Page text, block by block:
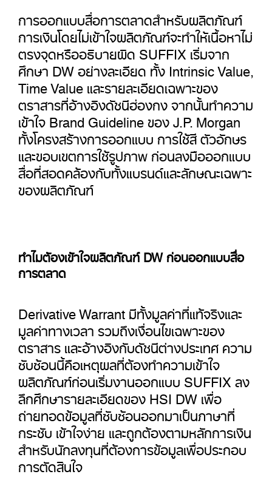
การออกแบบสื่อการตลาดสำหรับผลิตภัณฑ์
การเงินโดยไม่เข้าใจผลิตภัณฑ์จะทำให้เนื้อหาไม่
ตรงจุดหรืออธิบายผิด SUFFIX เริ่มจาก
ศึกษา DW อย่างละเอียด ทั้ง Intrinsic Value,
Time Value และรายละเอียดเฉพาะของ
ตราสารที่อ้างอิงดัชนีฮ่องกง จากนั้นทำความ
เข้าใจ Brand Guideline ของ J.P. Morgan
ทั้งโครงสร้างการออกแบบ การใช้สี ตัวอักษร
และขอบเขตการใช้รูปภาพ ก่อนลงมือออกแบบ
สื่อที่สอดคล้องกับทั้งแบรนด์และลักษณะเฉพาะ
ของผลิตภัณฑ์
ทำไมต้องเข้าใจผลิตภัณฑ์ DW ก่อนออกแบบสื่อ
การตลาด
Derivative Warrant มีทั้งมูลค่าที่แท้จริงและ
มูลค่าทางเวลา รวมถึงเงื่อนไขเฉพาะของ
ตราสาร และอ้างอิงกับดัชนีต่างประเทศ ความ
ซับซ้อนนี้คือเหตุผลที่ต้องทำความเข้าใจ
ผลิตภัณฑ์ก่อนเริ่มงานออกแบบ SUFFIX ลง
ลึกศึกษารายละเอียดของ HSI DW เพื่อ
ถ่ายทอดข้อมูลที่ซับซ้อนออกมาเป็นภาษาที่
กระชับ เข้าใจง่าย และถูกต้องตามหลักการเงิน
สำหรับนักลงทุนที่ต้องการข้อมูลเพื่อประกอบ
การตัดสินใจ